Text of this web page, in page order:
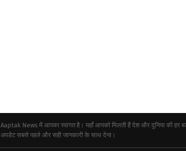
Aaptak News में आपका स्वागत है। यहाँ आपको मिलती हैं देश और दुनिया की हर
अपडेट सबसे पहले और सही जानकारी के साथ देना।